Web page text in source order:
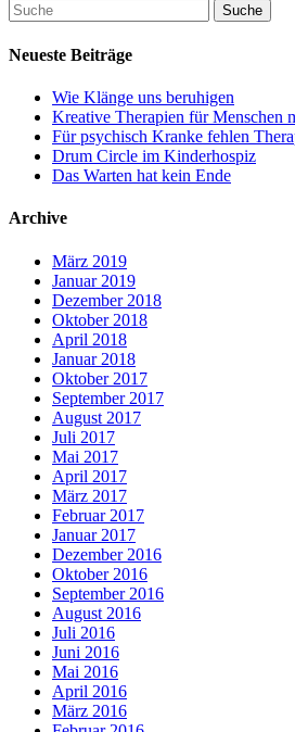
Suche
Neueste Beiträge
Wie Klänge uns beruhigen
Kreative Therapien für Menschen
Für psychisch Kranke fehlen
Drum Circle im Kinderhospiz
Das Warten hat kein Ende
Archive
März 2019
Januar 2019
Dezember 2018
Oktober 2018
April 2018
Januar 2018
Oktober 2017
September 2017
August 2017
Juli 2017
Mai 2017
April 2017
März 2017
Februar 2017
Januar 2017
Dezember 2016
Oktober 2016
September 2016
August 2016
Juli 2016
Juni 2016
Mai 2016
April 2016
März 2016